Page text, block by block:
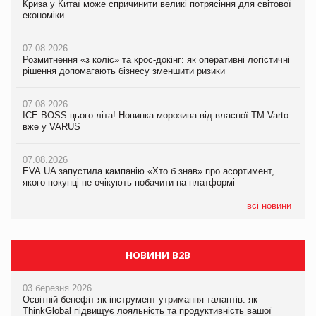
Криза у Китаї може спричинити великі потрясіння для світової
економіки
07.08.2026
Розмитнення «з коліс» та крос-докінг: як оперативні логістичні
рішення допомагають бізнесу зменшити ризики
07.08.2026
ICE BOSS цього літа! Новинка морозива від власної ТМ Varto
вже у VARUS
07.08.2026
EVA.UA запустила кампанію «Хто б знав» про асортимент,
якого покупці не очікують побачити на платформі
всі новини
Криза у Китаї може спричинити великі потрясіння для світової
економіки
07.08.2026
Розмитнення «з коліс» та крос-докінг: як оперативні логістичні
рішення допомагають бізнесу зменшити ризики
07.08.2026
ICE BOSS цього літа! Новинка морозива від власної ТМ Varto
вже у VARUS
07.08.2026
EVA.UA запустила кампанію «Хто б знав» про асортимент,
якого покупці не очікують побачити на платформі
Криза у Китаї може спричинити великі потрясіння для світової
економіки
07.08.2026
Kraft Heinz скоротила збиток у першому півріччі
Продажі Hugo Boss впали на 9%
НОВИНИ B2B
03 березня 2026
Освітній бенефіт як інструмент утримання талантів: як
ThinkGlobal підвищує лояльність та продуктивність вашої